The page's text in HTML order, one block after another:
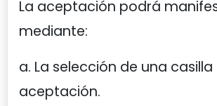
La aceptación podrá
mediante:
a. La selección de una casilla
aceptación.